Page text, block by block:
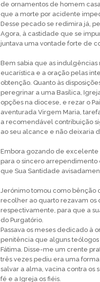
de ornamentos de homem
que a morte por acidente
Desse pecado se redimira já,
Agora, à castidade que se
juntava uma vontade forte de
Bem sabia que as
eucarística e a oração pelas
obtenção. Quanto às
peregrinar a uma Basílica,
opções na diocese, e rezar o
aventurada Virgem Maria,
a recomendável contribuição
ao seu alcance e não deixaria
Embora gozando de
para o sincero arrependimento
que Sua Santidade
Jerónimo tomou como bênção
recolher ao quarto rezavam os
respectivamente, para que a
do Purgatório.
Passava os meses dedicado à
penitência que alguns
Fátima. Disse-me um crente
três vezes pediu era uma
salvar a alma, vacina contra
fé e a Igreja os fiéis.